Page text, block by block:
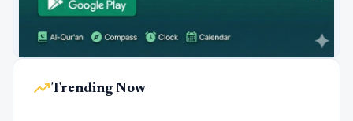
trending_upTrending Now